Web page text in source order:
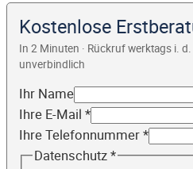
Kostenlose
In 2 Minuten · Rückruf werktags i.
unverbindlich
Ihr Name
Ihre E-Mail *
Ihre Telefonnummer*
Datenschutz*